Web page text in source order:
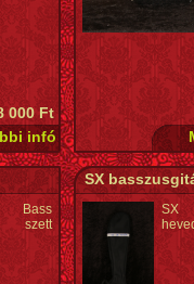
000 Ft
Bass
szett
SX
SX